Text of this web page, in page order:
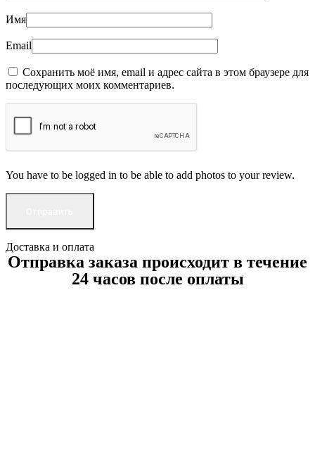
Имя
Email
Сохранить моё имя, email и адрес сайта в этом браузере для
последующих моих комментариев.
You have to be logged in to be able to add photos to your review.
Доставка и оплата
Отправка заказа происходит в течение
24 часов после оплаты